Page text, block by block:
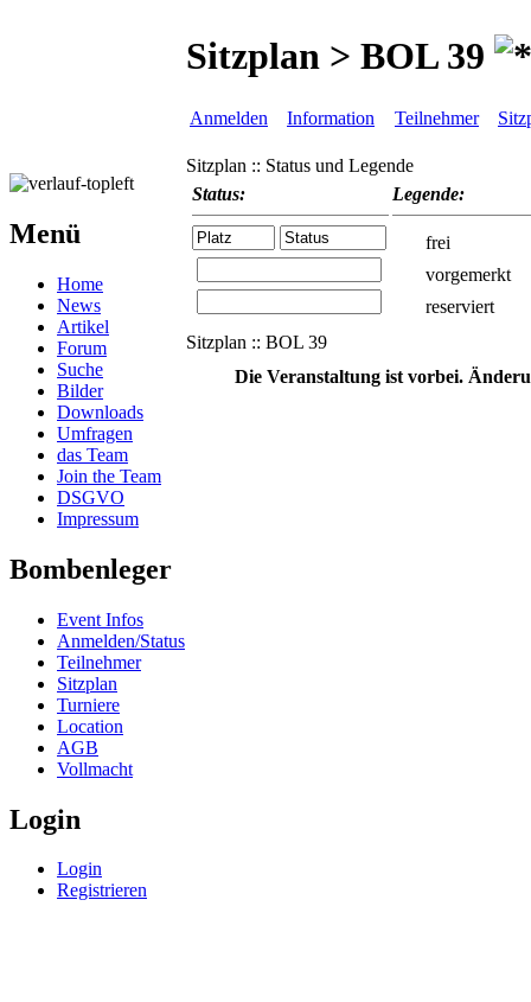
Menü
Home
News
Artikel
Forum
Suche
Bilder
Downloads
Umfragen
das Team
Join the Team
DSGVO
Impressum
Bombenleger
Event Infos
Anmelden/Status
Teilnehmer
Sitzplan
Turniere
Location
AGB
Vollmacht
Login
Login
Registrieren
Sitzplan > BOL 39
Anmelden Information Teilnehmer
Sitzplan :: Status und Legende
Status:
Legende:
frei
vorgemerkt
reserviert
Sitzplan :: BOL 39
Die Veranstaltung ist vorbei.